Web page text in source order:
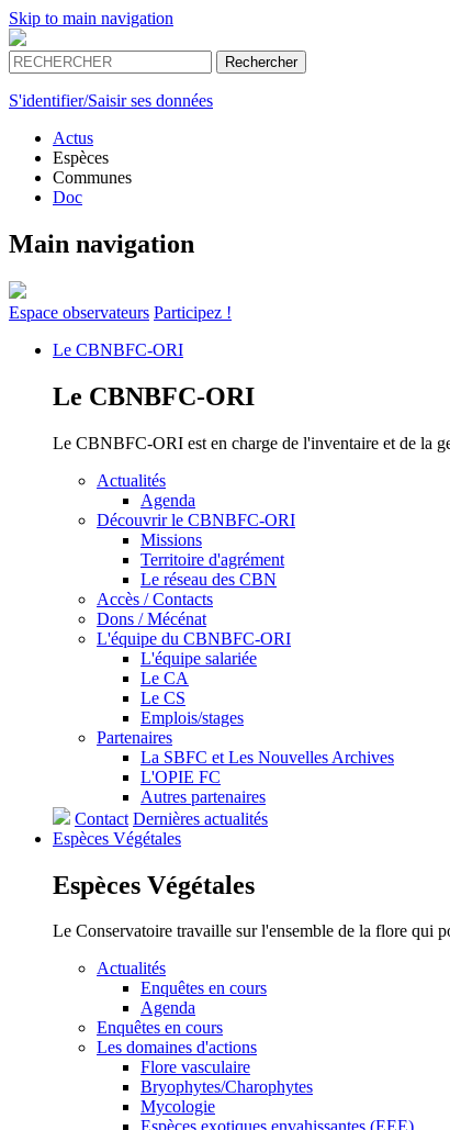
Skip to main navigation
S'identifier/Saisir ses données
Actus
Espèces
Communes
Doc
Main navigation
Espace observateurs Participez !
Le CBNBFC-ORI
Le CBNBFC-ORI
Le CBNBFC-ORI est en charge de l'inventaire et de la
Actualités
Agenda
Découvrir le CBNBFC-ORI
Missions
Territoire d'agrément
Le réseau des CBN
Accès / Contacts
Dons / Mécénat
L'équipe du CBNBFC-ORI
L'équipe salariée
Le CA
Le CS
Emplois/stages
Partenaires
La SBFC et Les Nouvelles Archives
L'OPIE FC
Autres partenaires
Contact Dernières actualités
Espèces Végétales
Espèces Végétales
Le Conservatoire travaille sur l'ensemble de la flore qui
Actualités
Enquêtes en cours
Agenda
Enquêtes en cours
Les domaines d'actions
Flore vasculaire
Bryophytes/Charophytes
Mycologie